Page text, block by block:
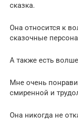
сказка.
Она относится к
сказочные
А также есть
Мне очень
смиренной и
Она никогда не